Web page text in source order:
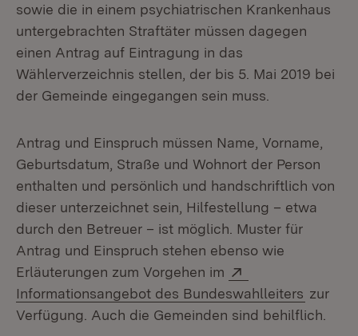
sowie die in einem psychiatrischen Krankenhaus
untergebrachten Straftäter müssen dagegen
einen Antrag auf Eintragung in das
Wählerverzeichnis stellen, der bis 5. Mai 2019 bei
der Gemeinde eingegangen sein muss.
Antrag und Einspruch müssen Name, Vorname,
Geburtsdatum, Straße und Wohnort der Person
enthalten und persönlich und handschriftlich von
dieser unterzeichnet sein, Hilfestellung – etwa
durch den Betreuer – ist möglich. Muster für
Antrag und Einspruch stehen ebenso wie
Erläuterungen zum Vorgehen im
Informationsangebot des Bundeswahlleiters (Öffnet
zur
Verfügung. Auch die Gemeinden sind behilflich.